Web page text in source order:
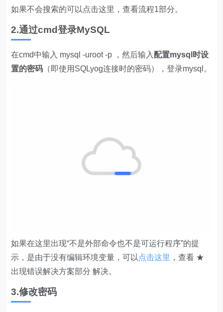
如果不会搜索的可以点击这里，查看流程1部分。
2.通过cmd登录MySQL
在cmd中输入 mysql -uroot -p ，然后输入配置mysql时设
置的密码 （即使用SQLyog连接时的密码），登录mysql。
如果在这里出现“不是外部命令也不是可运行程序”的提
示，是由于没有编辑环境变量，可以 点击这里 ，查看 ★
出现错误解决方案部分 解决。
3.修改密码